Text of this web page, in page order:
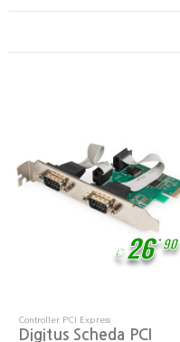
€ 26
,90
Controller PCI Express
Digitus Scheda PCI